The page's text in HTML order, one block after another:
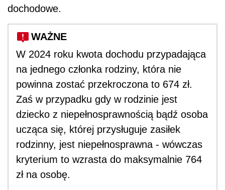
dochodowe.
WAŻNE
W 2024 roku kwota dochodu przypadająca
na jednego członka rodziny, która nie
powinna zostać przekroczona to 674 zł.
Zaś w przypadku gdy w rodzinie jest
dziecko z niepełnosprawnością bądź osoba
ucząca się, której przysługuje zasiłek
rodzinny, jest niepełnosprawna - wówczas
kryterium to wzrasta do maksymalnie 764
zł na osobę.